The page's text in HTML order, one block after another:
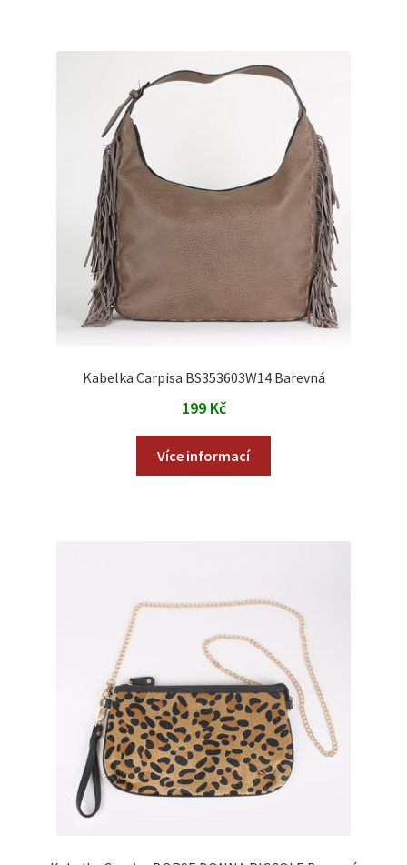
Kabelka Carpisa BS353603W14 Barevná
199 Kč
Více informací